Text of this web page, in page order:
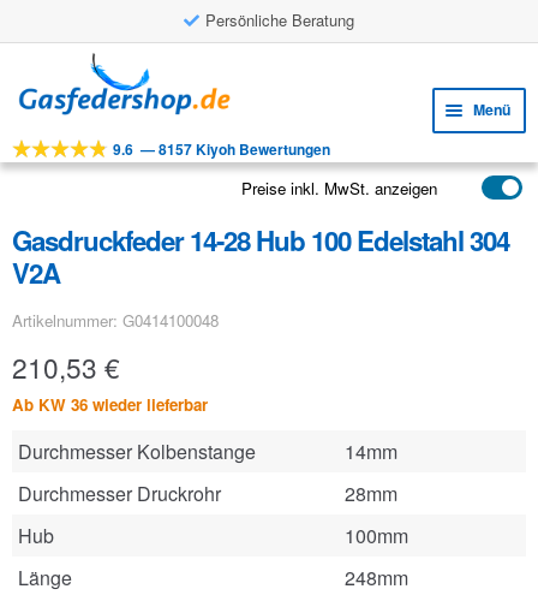
Persönliche Beratung
Navigation
springen
Inhalt
springen
Menü
Werkzeuge
Anwendungen
9.6 —8157 Kiyoh Bewertungen
Preise inkl. MwSt. anzeigen
Gasdruckfeder 14-28 Hub 100 Edelstahl 304
V2A
Artikelnummer: G0414100048
210,53 €
Ab KW 36 wieder lieferbar
Durchmesser Kolbenstange
14mm
Durchmesser Druckrohr
28mm
Hub
100mm
Länge
248mm